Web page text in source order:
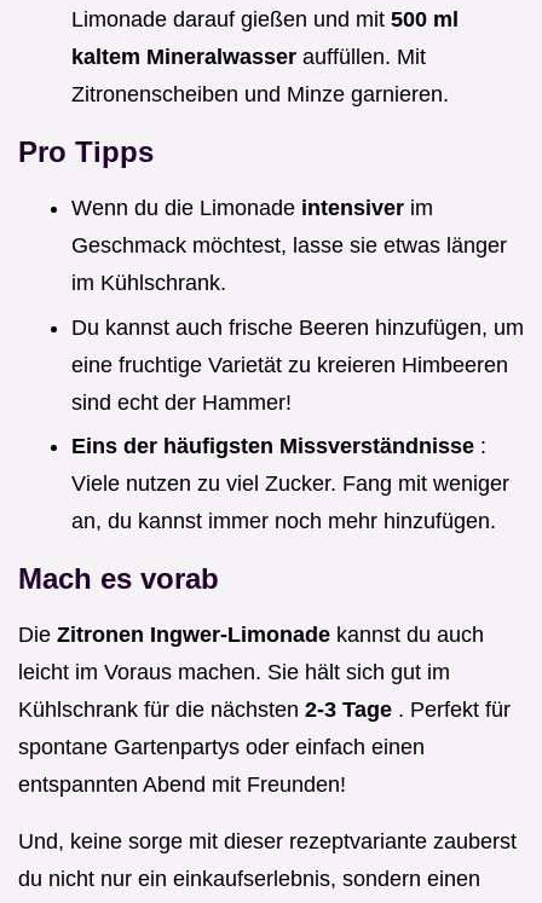
Limonade darauf gießen und mit 500 ml
kaltem Mineralwasser auffüllen. Mit
Zitronenscheiben und Minze garnieren.
Pro Tipps
Wenn du die Limonade intensiver im
Geschmack möchtest, lasse sie etwas länger
im Kühlschrank.
Du kannst auch frische Beeren hinzufügen, um
eine fruchtige Varietät zu kreieren Himbeeren
sind echt der Hammer!
Eins der häufigsten Missverständnisse :
Viele nutzen zu viel Zucker. Fang mit weniger
an, du kannst immer noch mehr hinzufügen.
Mach es vorab
Die Zitronen Ingwer-Limonade kannst du auch
leicht im Voraus machen. Sie hält sich gut im
Kühlschrank für die nächsten 2-3 Tage . Perfekt für
spontane Gartenpartys oder einfach einen
entspannten Abend mit Freunden!
Und, keine sorge mit dieser rezeptvariante zauberst
du nicht nur ein einkaufserlebnis, sondern einen